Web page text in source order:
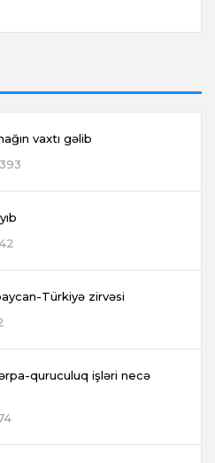
vaxtı gəlib
Türkiyə zirvəsi
quruculuq işləri necə